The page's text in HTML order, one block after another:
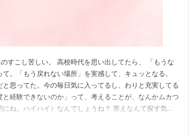
すこし苦しい。 高校時代を思い出してたら、 「もうな
。「もう戻れない場所」を実感して、キュッとなる。
と思ってた。今の毎日気に入ってるし、わりと充実してる
と経験できないのか」って、考えることが、なんかムカつ
にね。ハイハイ）なんでしょうね？ 答えなんて探す気な
さら遅いということ』を理由付けるとコレ。マンガとか